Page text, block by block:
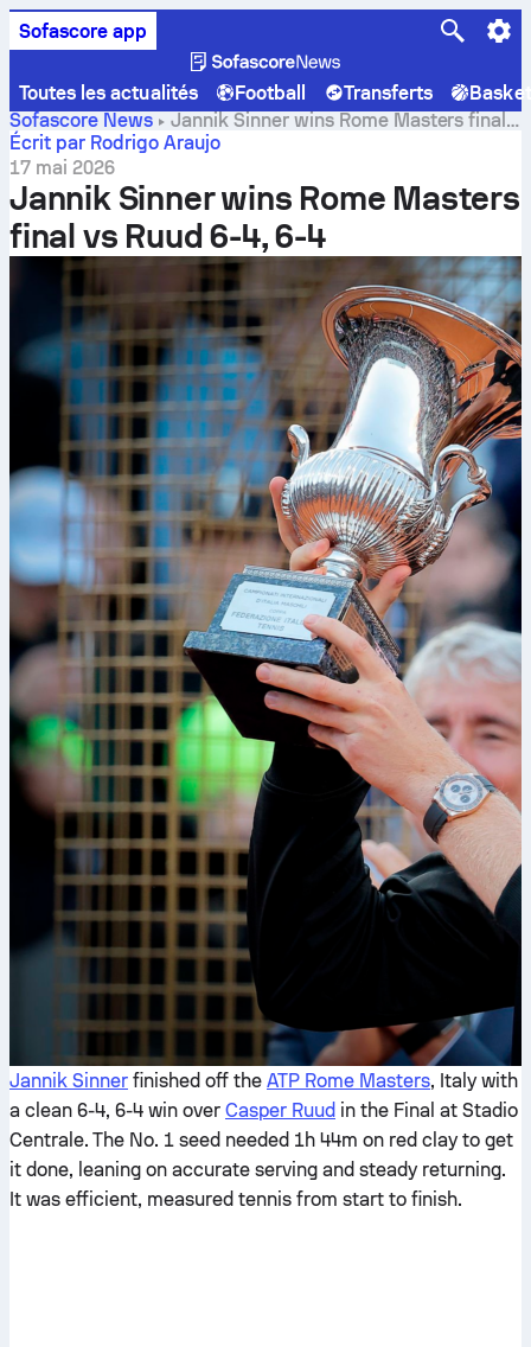
Sofascore app
Toutes les actualités Football Transferts
Basket
Sofascore News
Jannik Sinner wins Rome Masters final
vs Ruud 6-4, 6-4
Écrit par Rodrigo Araujo
17 mai 2026
Jannik Sinner wins Rome Masters
final vs Ruud 6-4, 6-4
Jannik Sinner finished off the ATP Rome Masters, Italy with
a clean 6-4, 6-4 win over Casper Ruud in the Final at Stadio
Centrale. The No. 1 seed needed 1h 44m on red clay to get
it done, leaning on accurate serving and steady returning.
It was efficient, measured tennis from start to finish.